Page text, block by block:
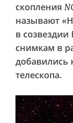
скопления
называют
в
снимкам в
добавились
телескопа.